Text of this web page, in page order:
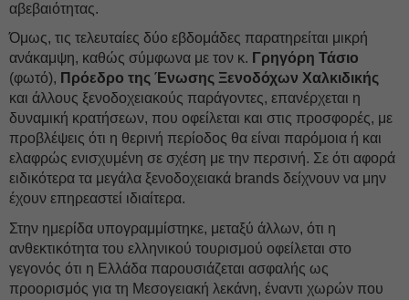
αβεβαιότητας.
Όμως, τις τελευταίες δύο εβδομάδες παρατηρείται μικρή
ανάκαμψη, καθώς σύμφωνα με τον κ. Γρηγόρη Τάσιο
(φωτό), Πρόεδρο της Ένωσης Ξενοδόχων Χαλκιδικής
και άλλους ξενοδοχειακούς παράγοντες, επανέρχεται η
δυναμική κρατήσεων, που οφείλεται και στις προσφορές, με
προβλέψεις ότι η θερινή περίοδος θα είναι παρόμοια ή και
ελαφρώς ενισχυμένη σε σχέση με την περσινή. Σε ότι αφορά
ειδικότερα τα μεγάλα ξενοδοχειακά brands δείχνουν να μην
έχουν επηρεαστεί ιδιαίτερα.
Στην ημερίδα υπογραμμίστηκε, μεταξύ άλλων, ότι η
ανθεκτικότητα του ελληνικού τουρισμού οφείλεται στο
γεγονός ότι η Ελλάδα παρουσιάζεται ασφαλής ως
προορισμός για τη Μεσογειακή λεκάνη, έναντι χωρών που